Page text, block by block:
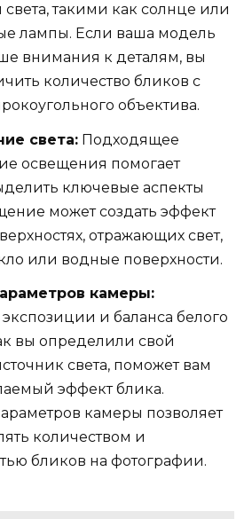
такими как солнце или
лампы. Если ваша модель
внимания к деталям, вы
количество бликов с
объектива.
света: Подходящее
освещения помогает
ключевые аспекты
может создать эффект
отражающих свет,
или водные поверхности.
камеры:
и баланса белого
вы определили свой
света, поможет вам
эффект блика.
камеры позволяет
количеством и
бликов на фотографии.